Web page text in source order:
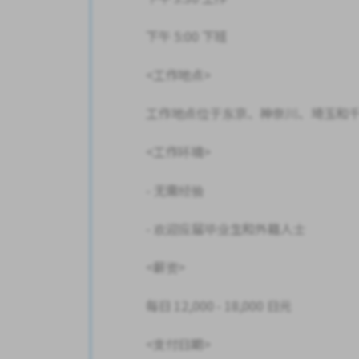
下午 5:00 下班
<工作地点>
工作地点位于东京、神奈川、埼玉和
<工作环境>
- 无需经验
- 欢迎应届毕业生和外籍人士
<薪资>
每日 12,000 - 18,000 日元
<支付日期>